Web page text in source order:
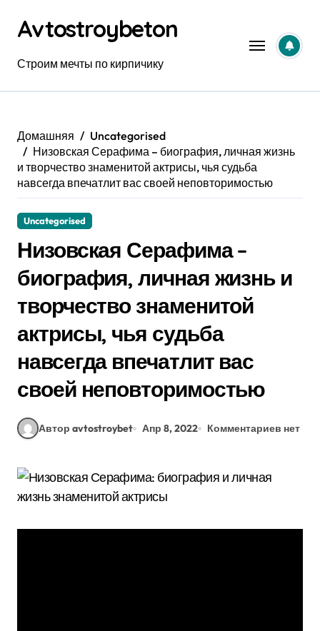
содержанию
Avtostroybeton
Строим мечты по кирпичику
Домашняя
Uncategorised
Низовская Серафима – биография, личная жизнь
и творчество знаменитой актрисы, чья судьба
навсегда впечатлит вас своей неповторимостью
Uncategorised
Низовская Серафима –
биография, личная жизнь и
творчество знаменитой
актрисы, чья судьба
навсегда впечатлит вас
своей неповторимостью
Автор avtostroybet Апр 8, 2022 Комментариев нет